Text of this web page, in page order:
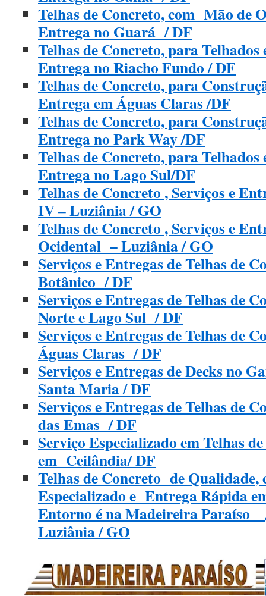
Telhas de Concreto, com Mão de
Entrega no Guará / DF
Telhas de Concreto, para
Entrega no Riacho Fundo / DF
Telhas de Concreto, para
Entrega em Águas Claras /DF
Telhas de Concreto, para
Entrega no Park Way /DF
Telhas de Concreto, para
Entrega no Lago Sul/DF
Telhas de Concreto , Serviços e
IV – Luziânia / GO
Telhas de Concreto , Serviços e
Ocidental – Luziânia / GO
Serviços e Entregas de Telhas de
Botânico / DF
Serviços e Entregas de Telhas de
Norte e Lago Sul / DF
Serviços e Entregas de Telhas de
Águas Claras / DF
Serviços e Entregas de Decks no
Santa Maria / DF
Serviços e Entregas de Telhas de
das Emas / DF
Serviço Especializado em Telhas
em Ceilândia/ DF
Telhas de Concreto de Qualidade,
Especializado e Entrega Rápida
Entorno é na Madeireira Paraíso
Luziânia / GO